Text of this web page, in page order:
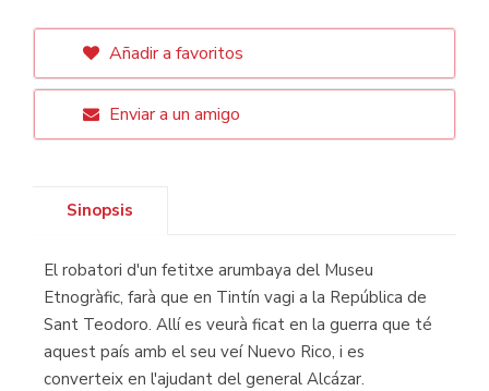
Añadir a favoritos
Enviar a un amigo
Sinopsis
El robatori d'un fetitxe arumbaya del Museu
Etnogràfic, farà que en Tintín vagi a la República de
Sant Teodoro. Allí es veurà ficat en la guerra que té
aquest país amb el seu veí Nuevo Rico, i es
converteix en l'ajudant del general Alcázar.